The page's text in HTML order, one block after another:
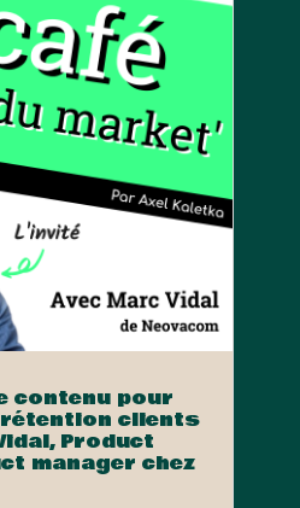
contenu pour
clients
Product
manager chez